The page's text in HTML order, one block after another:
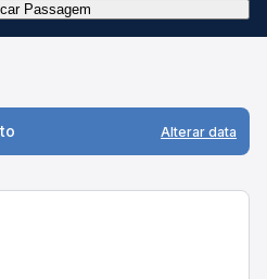
Passagem
Alterar data